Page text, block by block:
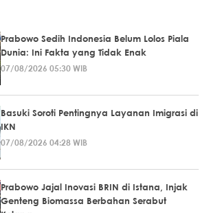
Prabowo Sedih Indonesia Belum Lolos Piala
Dunia: Ini Fakta yang Tidak Enak
07/08/2026 05:30 WIB
Basuki Soroti Pentingnya Layanan Imigrasi di
IKN
07/08/2026 04:28 WIB
Prabowo Jajal Inovasi BRIN di Istana, Injak
Genteng Biomassa Berbahan Serabut